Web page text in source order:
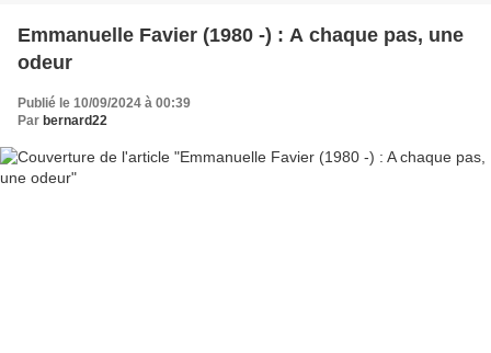
Emmanuelle Favier (1980 -) : A chaque pas, une
odeur
Publié le 10/09/2024 à 00:39
Par bernard22